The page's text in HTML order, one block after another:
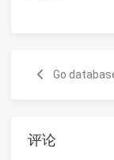
Go
评论